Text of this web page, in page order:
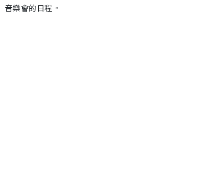
音樂會的日程。